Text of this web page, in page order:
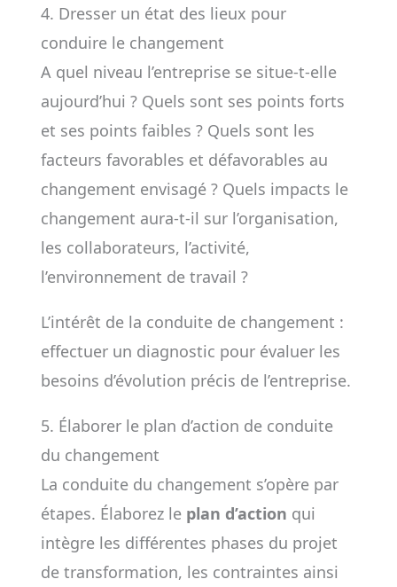
4. Dresser un état des lieux pour
conduire le changement
A quel niveau l’entreprise se situe-t-elle
aujourd’hui ? Quels sont ses points forts
et ses points faibles ? Quels sont les
facteurs favorables et défavorables au
changement envisagé ? Quels impacts le
changement aura-t-il sur l’organisation,
les collaborateurs, l’activité,
l’environnement de travail ?
L’intérêt de la conduite de changement :
effectuer un diagnostic pour évaluer les
besoins d’évolution précis de l’entreprise.
5. Élaborer le plan d’action de conduite
du changement
La conduite du changement s’opère par
étapes. Élaborez le plan d’action qui
intègre les différentes phases du projet
de transformation, les contraintes ainsi